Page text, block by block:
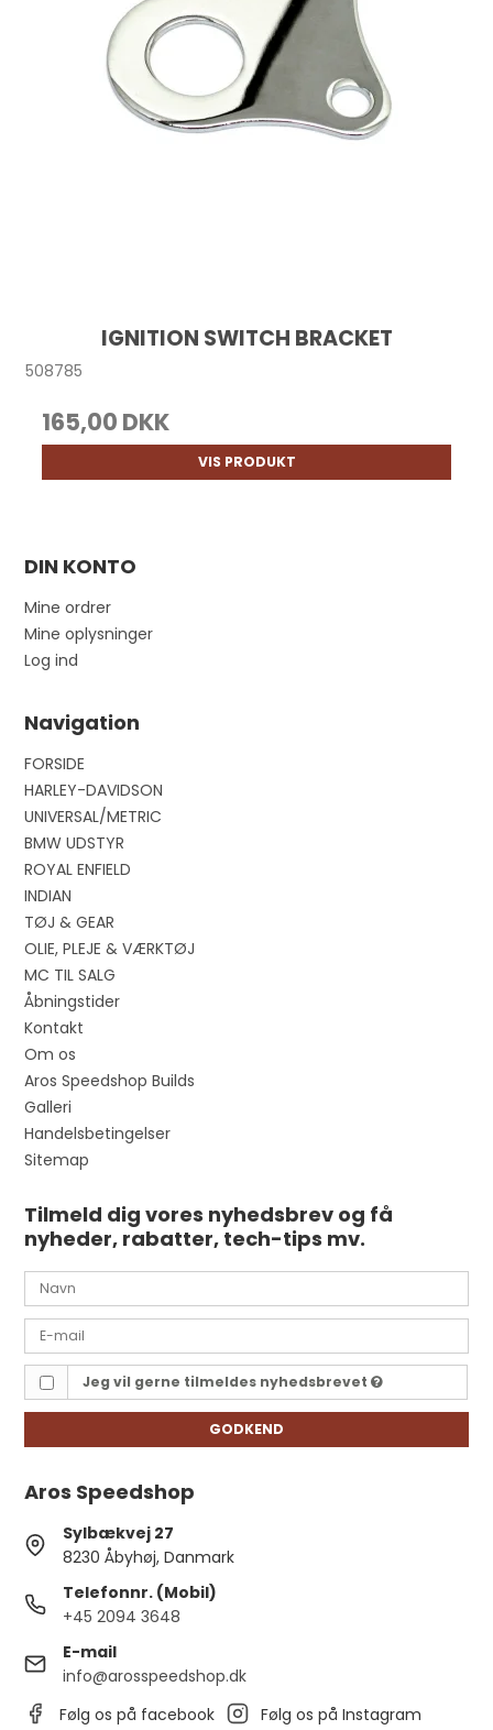
IGNITION SWITCH BRACKET
508785
165,00 DKK
VIS PRODUKT
DIN KONTO
Mine ordrer
Mine oplysninger
Log ind
Navigation
FORSIDE
HARLEY-DAVIDSON
UNIVERSAL/METRIC
BMW UDSTYR
ROYAL ENFIELD
INDIAN
TØJ & GEAR
OLIE, PLEJE & VÆRKTØJ
MC TIL SALG
Åbningstider
Kontakt
Om os
Aros Speedshop Builds
Galleri
Handelsbetingelser
Sitemap
Tilmeld dig vores nyhedsbrev og få
nyheder, rabatter, tech-tips mv.
Jeg vil gerne tilmeldes nyhedsbrevet
GODKEND
Aros Speedshop
Sylbækvej 27
8230 Åbyhøj, Danmark
Telefonnr. (Mobil)
+45 2094 3648
E-mail
info@arosspeedshop.dk
Følg os på facebook
Følg os på Instagram